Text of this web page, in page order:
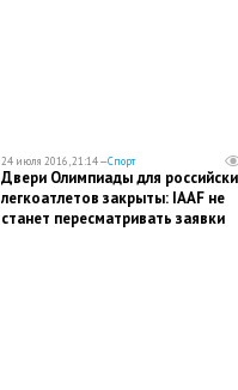
24 июля 2016, 21:14 —Спорт
Двери Олимпиады для
легкоатлетов закрыты: IAAF не
станет пересматривать заявки